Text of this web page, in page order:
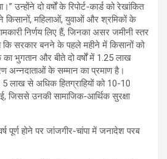
उन्होंने दो वर्षों के रिपोर्ट-कार्ड को रेखांकित
किसानों, महिलाओं, युवाओं और श्रमिकों के
निर्णय लिए हैं, जिनका असर जमीनी स्तर
कि सरकार बनने के पहले महीने में किसानों को
भुगतान और बीते दो वर्षों में 1.25 लाख
अन्नदाताओं के सम्मान का प्रमाण है।
लाख से अधिक हितग्राहियों को 10-10
जिससे उनकी सामाजिक-आर्थिक सुरक्षा